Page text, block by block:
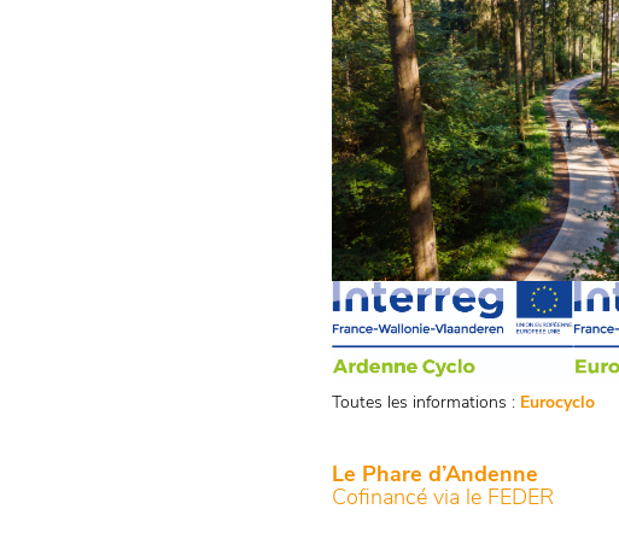
Toutes les informations : Eurocyclo
Le Phare d’Andenne
Cofinancé via le FEDER